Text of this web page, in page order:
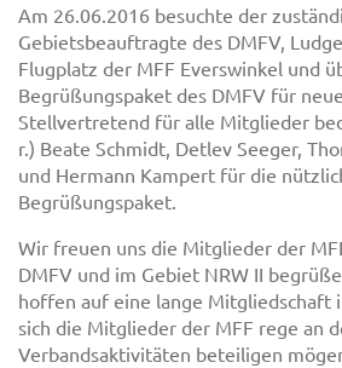
Am 26.06.2016 besuchte der
Gebietsbeauftragte des DMFV,
Flugplatz der MFF Everswinkel und
Begrüßungspaket des DMFV für
Stellvertretend für alle Mitglieder
r.) Beate Schmidt, Detlev Seeger,
und Hermann Kampert für die
Begrüßungspaket.
Wir freuen uns die Mitglieder der
DMFV und im Gebiet NRW II
hoffen auf eine lange Mitgliedschaft
sich die Mitglieder der MFF rege an
Verbandsaktivitäten beteiligen